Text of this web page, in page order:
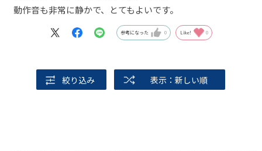
動作音も非常に静かで、とてもよいです。
参考になった 0 Like! 0
絞り込み 表示：新しい順